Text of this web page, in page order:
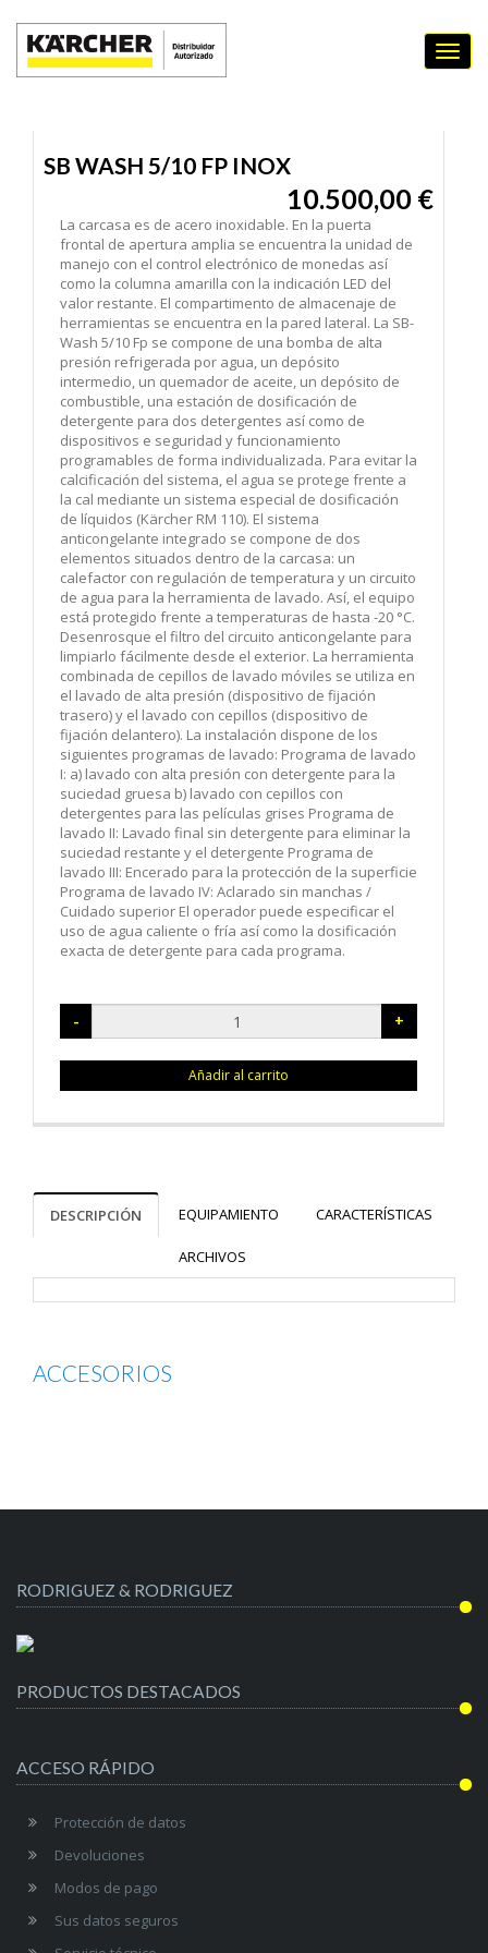
SB WASH 5/10 FP INOX
SB WASH 5/10 FP INOX
10.500,00 €
La carcasa es de acero inoxidable. En la puerta
frontal de apertura amplia se encuentra la unidad de
manejo con el control electrónico de monedas así
como la columna amarilla con la indicación LED del
valor restante. El compartimento de almacenaje de
herramientas se encuentra en la pared lateral. La SB-
Wash 5/10 Fp se compone de una bomba de alta
presión refrigerada por agua, un depósito
intermedio, un quemador de aceite, un depósito de
combustible, una estación de dosificación de
detergente para dos detergentes así como de
dispositivos e seguridad y funcionamiento
programables de forma individualizada. Para evitar la
calcificación del sistema, el agua se protege frente a
la cal mediante un sistema especial de dosificación
de líquidos (Kärcher RM 110). El sistema
anticongelante integrado se compone de dos
elementos situados dentro de la carcasa: un
calefactor con regulación de temperatura y un circuito
de agua para la herramienta de lavado. Así, el equipo
está protegido frente a temperaturas de hasta -20 °C.
Desenrosque el filtro del circuito anticongelante para
limpiarlo fácilmente desde el exterior. La herramienta
combinada de cepillos de lavado móviles se utiliza en
el lavado de alta presión (dispositivo de fijación
trasero) y el lavado con cepillos (dispositivo de
fijación delantero). La instalación dispone de los
siguientes programas de lavado: Programa de lavado
I: a) lavado con alta presión con detergente para la
suciedad gruesa b) lavado con cepillos con
detergentes para las películas grises Programa de
lavado II: Lavado final sin detergente para eliminar la
suciedad restante y el detergente Programa de
lavado III: Encerado para la protección de la superficie
Programa de lavado IV: Aclarado sin manchas /
Cuidado superior El operador puede especificar el
uso de agua caliente o fría así como la dosificación
exacta de detergente para cada programa.
- +
Añadir al carrito
DESCRIPCIÓN EQUIPAMIENTO CARACTERÍSTICAS
ARCHIVOS
ACCESORIOS
RODRIGUEZ & RODRIGUEZ
PRODUCTOS DESTACADOS
ACCESO RÁPIDO
Protección de datos
Devoluciones
Modos de pago
Sus datos seguros